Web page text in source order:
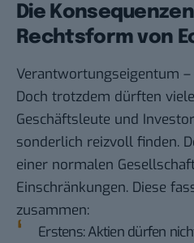
Die
Rechtsform von
Verantwortungseigentum
Doch trotzdem dürften
Geschäftsleute und
sonderlich reizvoll finden.
einer normalen
Einschränkungen. Diese
zusammen:
Erstens: Aktien dürfen